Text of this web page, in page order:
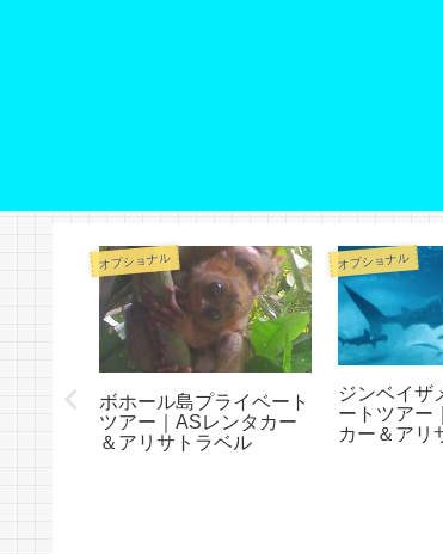
ゴルフ
オプショナル
ボホール島プライベート
ツアー｜ASレンタカー
＆アリサトラベル
オプショナル
ジンベイザ
ートツアー
カー＆アリ